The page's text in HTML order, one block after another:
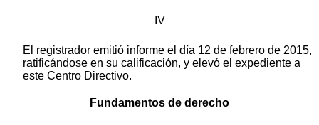
IV
El registrador emitió informe el día 12 de febrero de 2015,
ratificándose en su calificación, y elevó el expediente a
este Centro Directivo.
Fundamentos de derecho